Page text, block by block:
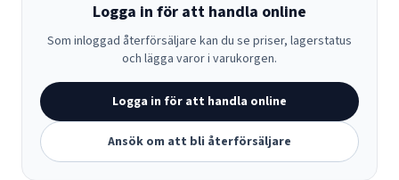
Logga in för att handla online
Som inloggad återförsäljare kan du se priser, lagerstatus
och lägga varor i varukorgen.
Logga in för att handla online
Ansök om att bli återförsäljare